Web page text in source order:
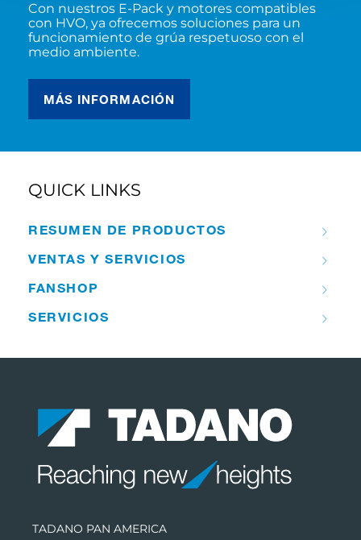
Con nuestros E-Pack y motores compatibles
con HVO, ya ofrecemos soluciones para un
funcionamiento de grúa respetuoso con el
medio ambiente.
MÁS INFORMACIÓN
QUICK LINKS
RESUMEN DE PRODUCTOS
VENTAS Y SERVICIOS
FANSHOP
SERVICIOS
TADANO PAN AMERICA